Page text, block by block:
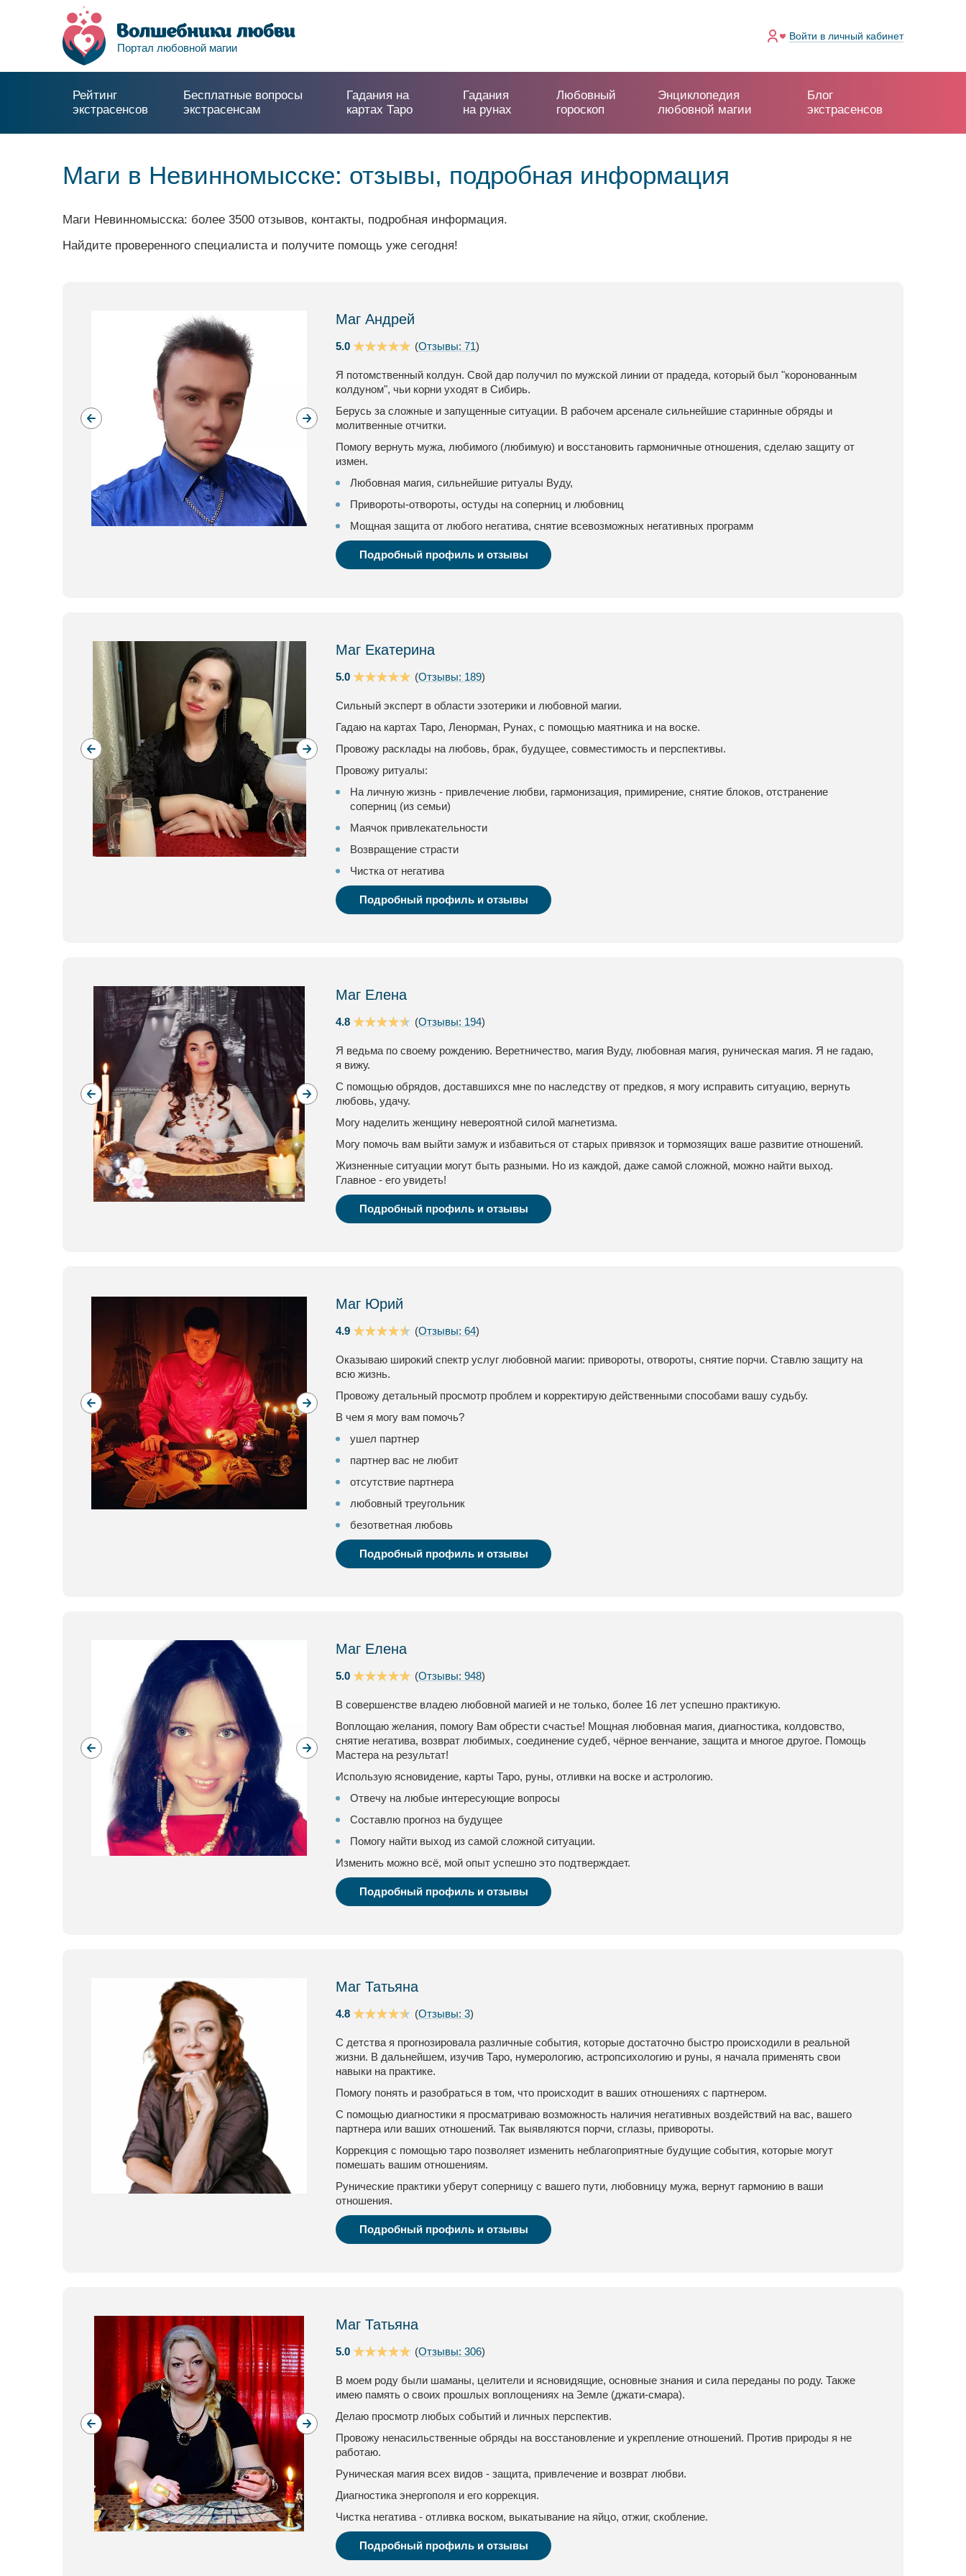
Портал любовной магии
Войти в личный кабинет
Рейтинг
экстрасенсов
Бесплатные вопросы
экстрасенсам
Гадания на
картах Таро
Гадания
на рунах
Любовный
гороскоп
Энциклопедия
любовной магии
Блог
экстрасенсов
Маги в Невинномысске: отзывы, подробная информация
Маги Невинномысска: более 3500 отзывов, контакты, подробная информация.
Найдите проверенного специалиста и получите помощь уже сегодня!
Маг Андрей
5.0 (Отзывы: 71)
Я потомственный колдун. Свой дар получил по мужской линии от прадеда, который был "коронованным
колдуном", чьи корни уходят в Сибирь.
Берусь за сложные и запущенные ситуации. В рабочем арсенале сильнейшие старинные обряды и
молитвенные отчитки.
Помогу вернуть мужа, любимого (любимую) и восстановить гармоничные отношения, сделаю защиту от
измен.
Любовная магия, сильнейшие ритуалы Вуду,
Привороты-отвороты, остуды на соперниц и любовниц
Мощная защита от любого негатива, снятие всевозможных негативных программ
Подробный профиль и отзывы
Маг Екатерина
5.0 (Отзывы: 189)
Сильный эксперт в области эзотерики и любовной магии.
Гадаю на картах Таро, Ленорман, Рунах, с помощью маятника и на воске.
Провожу расклады на любовь, брак, будущее, совместимость и перспективы.
Провожу ритуалы:
На личную жизнь - привлечение любви, гармонизация, примирение, снятие блоков, отстранение
соперниц (из семьи)
Маячок привлекательности
Возвращение страсти
Чистка от негатива
Подробный профиль и отзывы
Маг Елена
4.8 (Отзывы: 194)
Я ведьма по своему рождению. Веретничество, магия Вуду, любовная магия, руническая магия. Я не гадаю,
я вижу.
С помощью обрядов, доставшихся мне по наследству от предков, я могу исправить ситуацию, вернуть
любовь, удачу.
Могу наделить женщину невероятной силой магнетизма.
Могу помочь вам выйти замуж и избавиться от старых привязок и тормозящих ваше развитие отношений.
Жизненные ситуации могут быть разными. Но из каждой, даже самой сложной, можно найти выход.
Главное - его увидеть!
Подробный профиль и отзывы
Маг Юрий
4.9 (Отзывы: 64)
Оказываю широкий спектр услуг любовной магии: привороты, отвороты, снятие порчи. Ставлю защиту на
всю жизнь.
Провожу детальный просмотр проблем и корректирую действенными способами вашу судьбу.
В чем я могу вам помочь?
ушел партнер
партнер вас не любит
отсутствие партнера
любовный треугольник
безответная любовь
Подробный профиль и отзывы
Маг Елена
5.0 (Отзывы: 948)
В совершенстве владею любовной магией и не только, более 16 лет успешно практикую.
Воплощаю желания, помогу Вам обрести счастье! Мощная любовная магия, диагностика, колдовство,
снятие негатива, возврат любимых, соединение судеб, чёрное венчание, защита и многое другое. Помощь
Мастера на результат!
Использую ясновидение, карты Таро, руны, отливки на воске и астрологию.
Отвечу на любые интересующие вопросы
Составлю прогноз на будущее
Помогу найти выход из самой сложной ситуации.
Изменить можно всё, мой опыт успешно это подтверждает.
Подробный профиль и отзывы
Маг Татьяна
4.8 (Отзывы: 3)
С детства я прогнозировала различные события, которые достаточно быстро происходили в реальной
жизни. В дальнейшем, изучив Таро, нумерологию, астропсихологию и руны, я начала применять свои
навыки на практике.
Помогу понять и разобраться в том, что происходит в ваших отношениях с партнером.
С помощью диагностики я просматриваю возможность наличия негативных воздействий на вас, вашего
партнера или ваших отношений. Так выявляются порчи, сглазы, привороты.
Коррекция с помощью таро позволяет изменить неблагоприятные будущие события, которые могут
помешать вашим отношениям.
Рунические практики уберут соперницу с вашего пути, любовницу мужа, вернут гармонию в ваши
отношения.
Подробный профиль и отзывы
Маг Татьяна
5.0 (Отзывы: 306)
В моем роду были шаманы, целители и ясновидящие, основные знания и сила переданы по роду. Также
имею память о своих прошлых воплощениях на Земле (джати-смара).
Делаю просмотр любых событий и личных перспектив.
Провожу ненасильственные обряды на восстановление и укрепление отношений. Против природы я не
работаю.
Руническая магия всех видов - защита, привлечение и возврат любви.
Диагностика энергополя и его коррекция.
Чистка негатива - отливка воском, выкатывание на яйцо, отжиг, скобление.
Подробный профиль и отзывы